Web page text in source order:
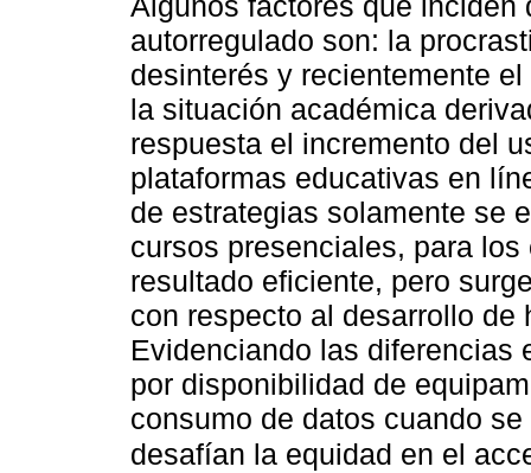
autorregulado son: la
desinterés y recientemente
la situación académica
respuesta el incremento del
plataformas educativas en
de estrategias solamente se
cursos presenciales, para
resultado eficiente, pero
con respecto al desarrollo
Evidenciando las diferencias
por disponibilidad de
consumo de datos cuando
desafían la equidad en el